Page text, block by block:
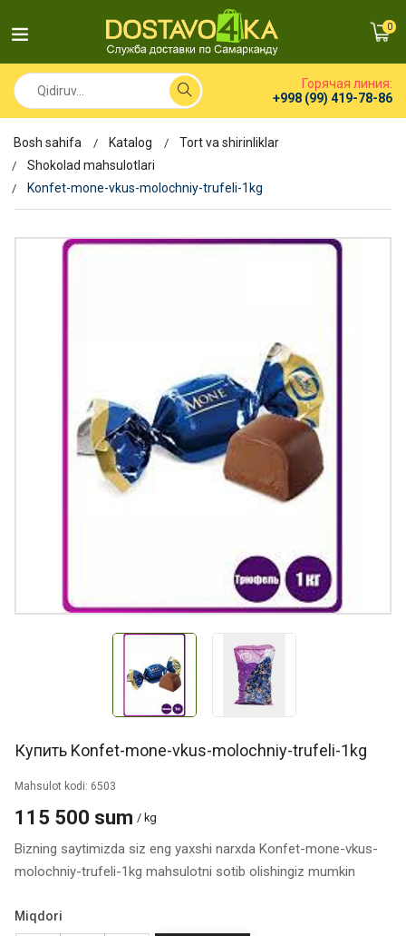
0
Горячая линия:
+998 (99) 419-78-86
Bosh sahifa Katalog
Tort va shirinliklar
Shokolad mahsulotlari
Konfet-mone-vkus-molochniy-trufeli-1kg
Купить Konfet-mone-vkus-molochniy-trufeli-1kg
Mahsulot kodi: 6503
115 500 sum / kg
Bizning saytimizda siz eng yaxshi narxda Konfet-mone-vkus-
molochniy-trufeli-1kg mahsulotni sotib olishingiz mumkin
Miqdori